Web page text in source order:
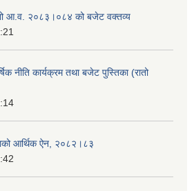
आ.व. २०८३।०८४ को बजेट वक्तव्य
नीति कार्यक्रम तथा बजेट पुस्तिका (रातो
आर्थिक ऐन, २०८२।८३